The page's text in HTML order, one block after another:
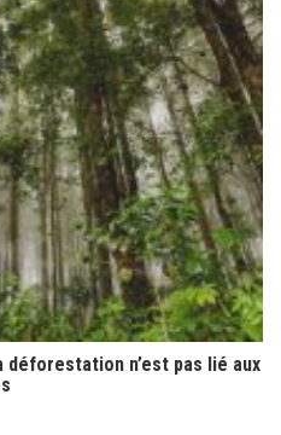
déforestation n’est pas lié aux